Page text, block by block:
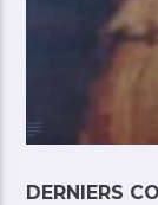
DERNIERS